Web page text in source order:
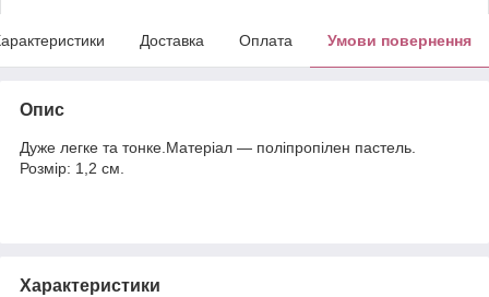
Доставка Оплата Умови повернення
Опис
Дуже легке та тонке.Матеріал — поліпропілен пастель.
Розмір: 1,2 см.
Характеристики